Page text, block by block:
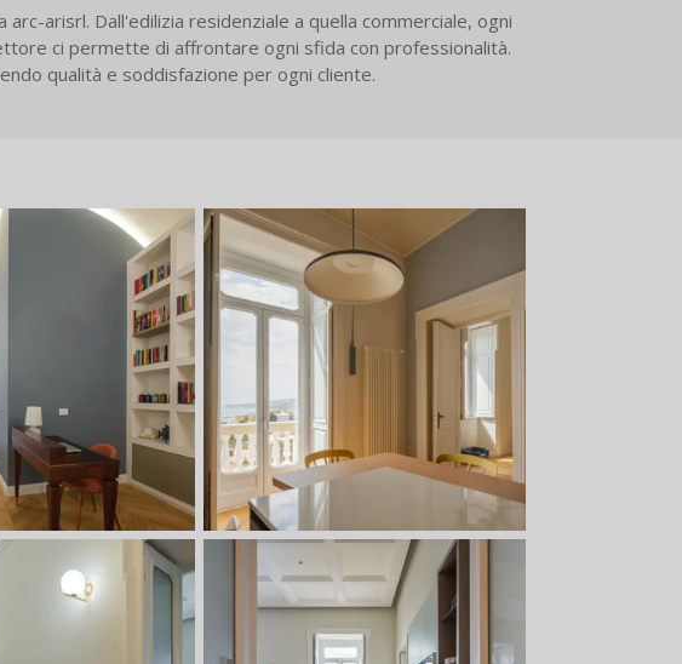
arisrl. Dall'edilizia residenziale a quella commerciale, ogni
ci permette di affrontare ogni sfida con professionalità.
qualità e soddisfazione per ogni cliente.